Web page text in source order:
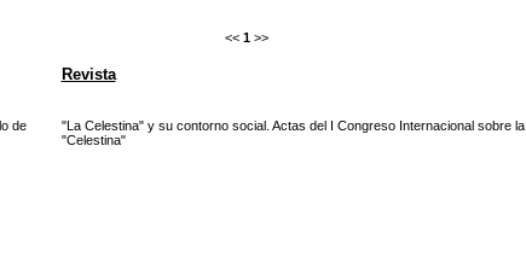
<< 1 >>
Revista
de
"La Celestina" y su contorno social. Actas del I Congreso Internacional sobre la
"Celestina"